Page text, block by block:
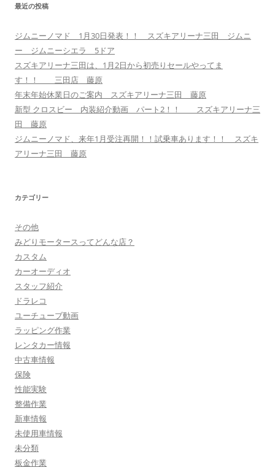
最近の投稿
ジムニーノマド 1月30日発表！！ スズキアリーナ三田 ジムニ
ー ジムニーシエラ 5ドア
スズキアリーナ三田は、1月2日から初売りセールやってま
す！！ 三田店 藤原
年末年始休業日のご案内 スズキアリーナ三田 藤原
新型 クロスビー 内装紹介動画 パート2！！ スズキアリーナ三
田 藤原
ジムニーノマド、来年1月受注再開！！試乗車あります！！ スズキ
アリーナ三田 藤原
カテゴリー
その他
みどりモータースってどんな店？
カスタム
カーオーディオ
スタッフ紹介
ドラレコ
ユーチューブ動画
ラッピング作業
レンタカー情報
中古車情報
保険
性能実験
整備作業
新車情報
未使用車情報
未分類
板金作業